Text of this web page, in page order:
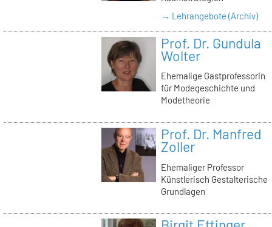
→ Lehrangebote (Archiv)
Prof. Dr. Gundula
Wolter
Ehemalige Gastprofessorin
für Modegeschichte und
Modetheorie
Prof. Dr. Manfred
Zoller
Ehemaliger Professor
Künstlerisch Gestalterische
Grundlagen